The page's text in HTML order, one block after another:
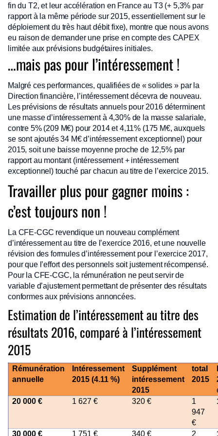
fin du T2, et leur accélération en France au T3 (+ 5,3% par
rapport à la même période sur 2015, essentiellement sur le
déploiement du très haut débit fixe), montre que nous avons
eu raison de demander une prise en compte des CAPEX
limitée aux prévisions budgétaires initiales.
…mais pas pour l’intéressement !
Malgré ces performances, qualifiées de « solides » par la
Direction financière, l’intéressement décevra de nouveau.
Les prévisions de résultats annuels pour 2016 déterminent
une masse d’intéressement à 4,30% de la masse salariale,
contre 5% (209 M€) pour 2014 et 4,11% (175 M€, auxquels
se sont ajoutés 34 M€ d’intéressement exceptionnel) pour
2015, soit une baisse moyenne proche de 12,5% par
rapport au montant (intéressement + intéressement
exceptionnel) touché par chacun au titre de l’exercice 2015.
Travailler plus pour gagner moins :
c’est toujours non !
La CFE-CGC revendique un nouveau complément
d’intéressement au titre de l’exercice 2016, et une nouvelle
révision des formules d’intéressement pour l’exercice 2017,
pour que l’effort des personnels soit justement récompensé.
Pour la CFE-CGC, la rémunération ne peut servir de
variable d’ajustement permettant de présenter des résultats
conformes aux prévisions annoncées.
Estimation de l’intéressement au titre des
résultats 2016, comparé à l’intéressement
2015
Rémunération
annuelle
Intéressement
2015 (4.11 %)
Supplément
intéressement
2015
total
2015
20 000 €
1 627 € 320 €
1
947
€
30 000 € 1 751 € 340 € 2